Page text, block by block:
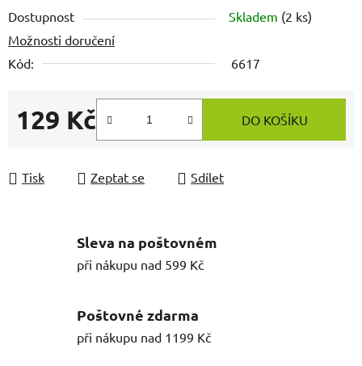
Dostupnost Skladem (2 ks)
Možnosti doručení
Kód:
6617
129 Kč DO KOŠÍKU
Tisk Zeptat se Sdílet
Sleva na poštovném
při nákupu nad 599 Kč
Poštovné zdarma
při nákupu nad 1199 Kč